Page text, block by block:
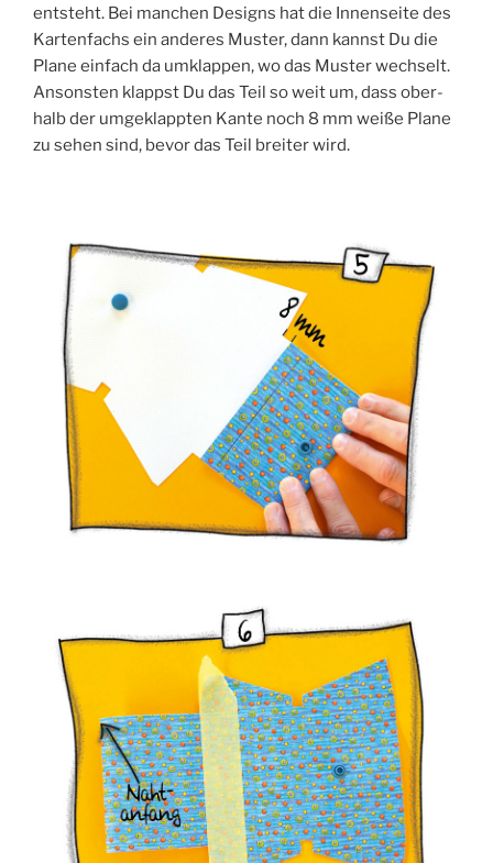
ent­steht. Bei man­chen Designs hat die Innen­sei­te des
Kar­ten­fachs ein ande­res Mus­ter, dann kannst Du die
Pla­ne ein­fach da umklap­pen, wo das Mus­ter wech­selt.
Ansons­ten klappst Du das Teil so weit um, dass ober­
halb der umge­klapp­ten Kan­te noch 8 mm wei­ße Pla­ne
zu sehen sind, bevor das Teil brei­ter wird.